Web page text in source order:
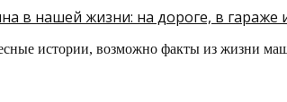
в нашей жизни: на дороге, в гараже
истории, возможно факты из жизни